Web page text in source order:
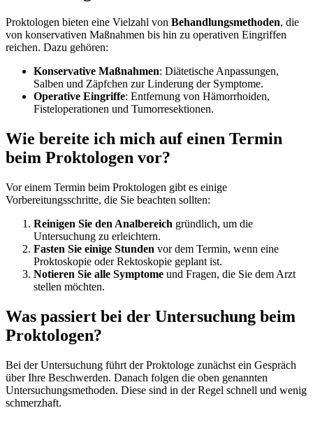
Proktologen bieten eine Vielzahl von Behandlungsmethoden, die
von konservativen Maßnahmen bis hin zu operativen Eingriffen
reichen. Dazu gehören:
Konservative Maßnahmen: Diätetische Anpassungen,
Salben und Zäpfchen zur Linderung der Symptome.
Operative Eingriffe: Entfernung von Hämorrhoiden,
Fisteloperationen und Tumorresektionen.
Wie bereite ich mich auf einen Termin
beim Proktologen vor?
Vor einem Termin beim Proktologen gibt es einige
Vorbereitungsschritte, die Sie beachten sollten:
Reinigen Sie den Analbereich gründlich, um die
Untersuchung zu erleichtern.
Fasten Sie einige Stunden vor dem Termin, wenn eine
Proktoskopie oder Rektoskopie geplant ist.
Notieren Sie alle Symptome und Fragen, die Sie dem Arzt
stellen möchten.
Was passiert bei der Untersuchung beim
Proktologen?
Bei der Untersuchung führt der Proktologe zunächst ein Gespräch
über Ihre Beschwerden. Danach folgen die oben genannten
Untersuchungsmethoden. Diese sind in der Regel schnell und wenig
schmerzhaft.